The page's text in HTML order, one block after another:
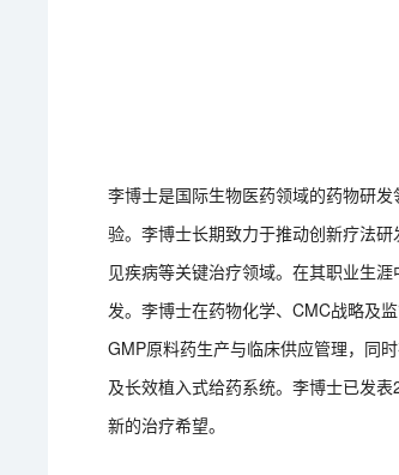
李博士是国际生物医药领域的药物研
验。李博士长期致力于推动创新疗法
见疾病等关键治疗领域。在其职业生
发。李博士在药物化学、CMC战略及
GMP原料药生产与临床供应管理，同
及长效植入式给药系统。李博士已发
新的治疗希望。